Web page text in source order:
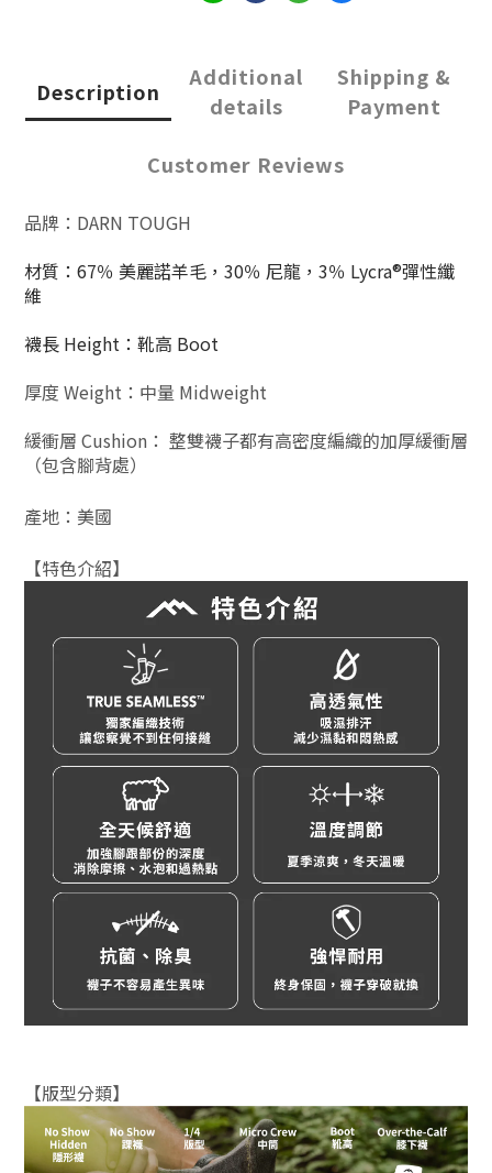
Description
Additional
details
Shipping &
Payment
Customer Reviews
品牌：DARN TOUGH
材質 ： 67％ 美麗諾羊毛，30％ 尼龍，3％ Lycra®彈性纖
維
襪長 Height：靴高 Boot
厚度 Weight：中量 Midweight
緩衝層 Cushion： 整雙襪子都有高密度編織的加厚緩衝層
（包含腳背處）
產地：美國
【特色介紹】
【版型分類】